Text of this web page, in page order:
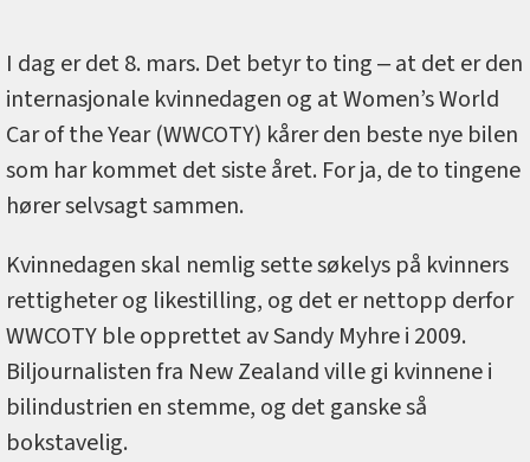
I dag er det 8. mars. Det betyr to ting ‒ at det er den
internasjonale kvinnedagen og at Women’s World
Car of the Year (WWCOTY) kårer den beste nye bilen
som har kommet det siste året. For ja, de to tingene
hører selvsagt sammen.
Kvinnedagen skal nemlig sette søkelys på kvinners
rettigheter og likestilling, og det er nettopp derfor
WWCOTY ble opprettet av Sandy Myhre i 2009.
Biljournalisten fra New Zealand ville gi kvinnene i
bilindustrien en stemme, og det ganske så
bokstavelig.